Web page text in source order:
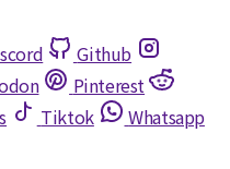
Github
Pinterest
Tiktok
Whatsapp